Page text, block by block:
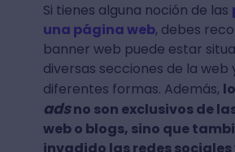
Si tienes alguna noción de las
una página web, debes
banner web puede estar
diversas secciones de la web
diferentes formas. Además,
adsno son exclusivos de
web o blogs, sino que